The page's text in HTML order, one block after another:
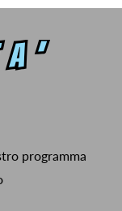
programma